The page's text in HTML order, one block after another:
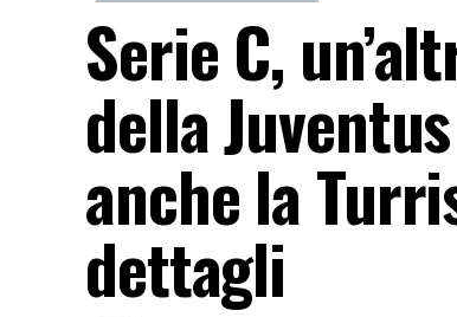
Serie C,
della
anche la
dettagli